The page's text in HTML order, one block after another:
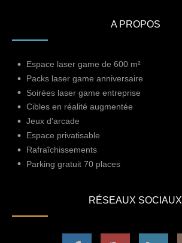
A PROPOS
Espace laser game de 600 m²
Packs laser game anniversaire
Soirées laser game entreprise
Cibles en réalité augmentée
Jeux d'arcade
Espace privatisable
Rafraîchissements
Parking gratuit 70 places
RÉSEAUX SOCIAUX